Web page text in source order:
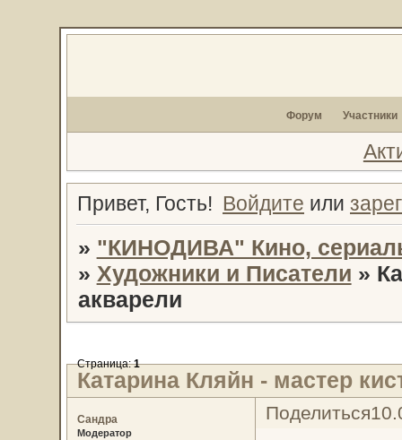
Форум Участники
Привет, Гость! Войдите или
» "КИНОДИВА" Кино,
» Художники и Писатели »
акварели
Катарина Кляйн - мастер
Страница:1
Поделиться
Сандра
Модератор